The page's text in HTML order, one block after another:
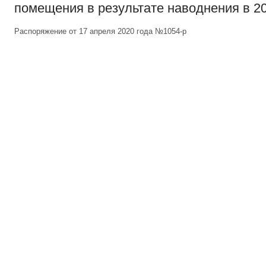
помещения в результате наводнения в
Распоряжение от 17 апреля 2020 года №1054-р